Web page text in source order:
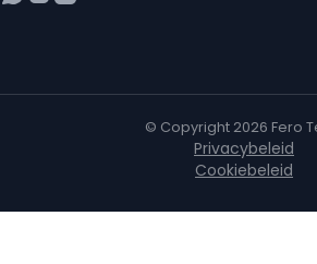
© Copyright 2026 Fero
Privacybeleid
Cookiebeleid